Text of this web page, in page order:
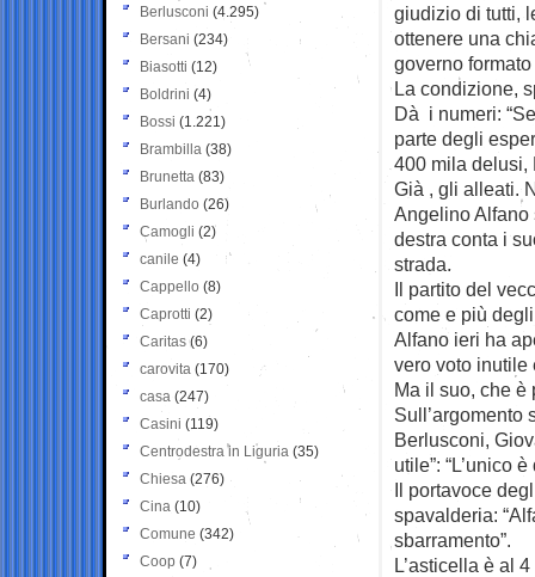
giudizio di tutti,
ottenere una
governo
La condizione,
Dà i numeri:
parte degli
400 mila delusi,
Già , gli alleati.
Angelino Alfano
destra conta i
strada.
Il partito del
come e più
Alfano ieri ha
vero voto inutile
Ma il suo, che è
Sull’argomento
Berlusconi,
utile”: “L’unico
Il portavoce
spavalderia:
sbarramento”.
L’asticella è al
Berlusconi (4.295)
Bersani (234)
Biasotti (12)
Boldrini (4)
Bossi (1.221)
Brambilla (38)
Brunetta (83)
Burlando (26)
Camogli (2)
canile (4)
Cappello (8)
Caprotti (2)
Caritas (6)
carovita (170)
casa (247)
Casini (119)
Centrodestra in Liguria (35)
Chiesa (276)
Cina (10)
Comune (342)
Coop (7)